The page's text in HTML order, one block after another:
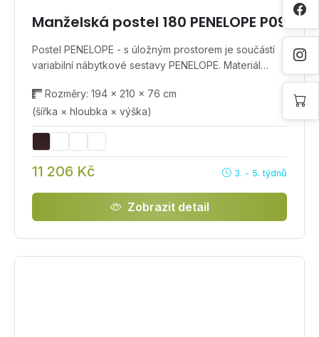
Manželská postel 180 PENELOPE P09
Postel PENELOPE - s úložným prostorem je součástí
variabilní nábytkové sestavy PENELOPE. Materiál…
Rozměry: 194 × 210 × 76 cm
(šířka × hloubka × výška)
11 206 Kč 3. - 5. týdnů
Zobrazit detail